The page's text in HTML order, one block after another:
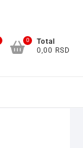
0
Total
0,00 RSD